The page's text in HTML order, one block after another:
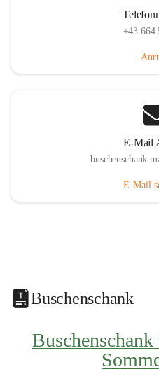
+43 664
E-Mail
E-Mail
Buschenschank